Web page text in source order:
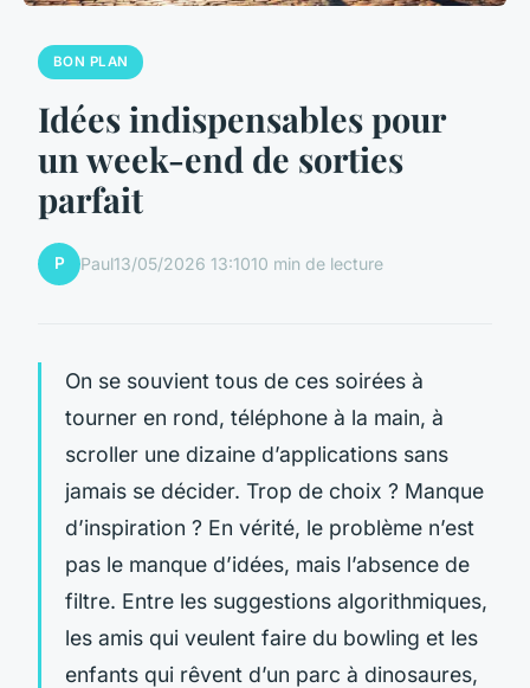
BON PLAN
Idées indispensables pour
un week-end de sorties
parfait
P Paul13/05/2026 13:1010 min de lecture
On se souvient tous de ces soirées à
tourner en rond, téléphone à la main, à
scroller une dizaine d’applications sans
jamais se décider. Trop de choix ? Manque
d’inspiration ? En vérité, le problème n’est
pas le manque d’idées, mais l’absence de
filtre. Entre les suggestions algorithmiques,
les amis qui veulent faire du bowling et les
enfants qui rêvent d’un parc à dinosaures,